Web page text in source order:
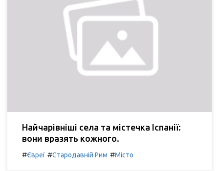
Найчарівніші села та містечка Іспанії:
вони вразять кожного.
#Євреї #Стародавній Рим #Місто